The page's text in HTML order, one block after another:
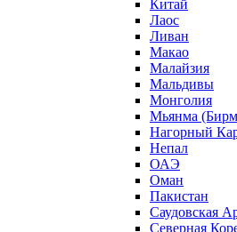
Китай
Лаос
Ливан
Макао
Малайзия
Мальдивы
Монголия
Мьянма
Нагорный
Непал
ОАЭ
Оман
Пакистан
Саудовская
Северная